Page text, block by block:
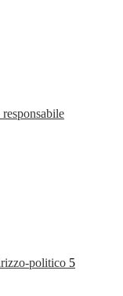
politico 5